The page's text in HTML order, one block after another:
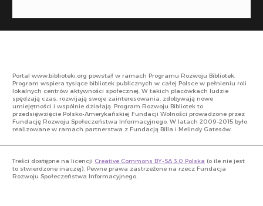
Portal www.biblioteki.org powstał w ramach Programu Rozwoju Bibliotek.
Program wspiera tysiące bibliotek publicznych w całej Polsce w pełnieniu roli
lokalnych centrów aktywności społecznej. W takich placówkach ludzie
spędzają czas, rozwijają swoje zainteresowania, zdobywają nowe
umiejętności i wspólnie działają. Program Rozwoju Bibliotek to
przedsięwzięcie Polsko-Amerykańskiej Fundacji Wolności prowadzone przez
Fundację Rozwoju Społeczeństwa Informacyjnego. W latach 2009–2015 było
realizowane w ramach partnerstwa z Fundacją Billa i Melindy Gatesów.
Treści dostępne na licencji Creative Commons BY-SA 3.0 Polska (o ile nie jest
to stwierdzone inaczej). Pewne prawa zastrzeżone na rzecz Fundacja
Rozwoju Społeczeństwa Informacyjnego.